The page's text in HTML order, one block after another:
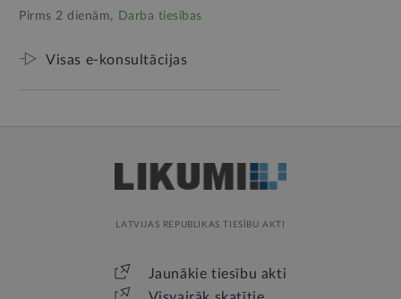
Pirms 2 dienām, Darba tiesības
Visas e-konsultācijas
LATVIJAS REPUBLIKAS TIESĪBU AKTI
Jaunākie tiesību akti